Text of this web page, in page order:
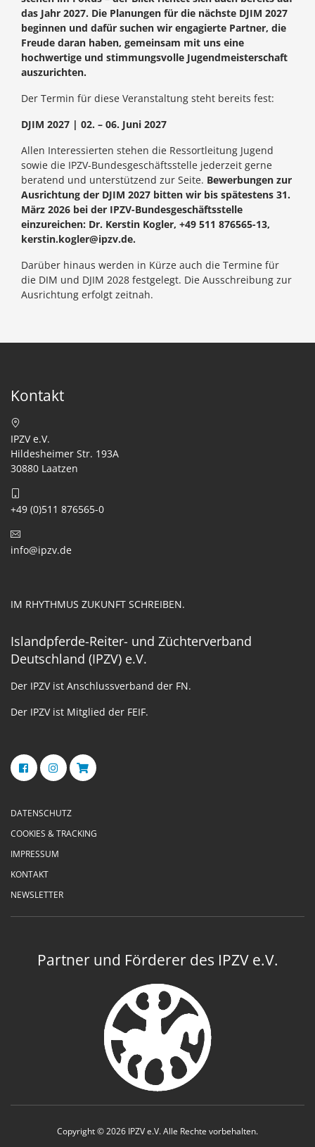
das Jahr 2027. Die Planungen für die nächste DJIM 2027
beginnen und dafür suchen wir engagierte Partner, die
Freude daran haben, gemeinsam mit uns eine
hochwertige und stimmungsvolle Jugendmeisterschaft
auszurichten.
Der Termin für diese Veranstaltung steht bereits fest:
DJIM 2027 | 02. – 06. Juni 2027
Allen Interessierten stehen die Ressortleitung Jugend
sowie die IPZV-Bundesgeschäftsstelle jederzeit gerne
beratend und unterstützend zur Seite. Bewerbungen zur
Ausrichtung der DJIM 2027 bitten wir bis spätestens 31.
März 2026 bei der IPZV-Bundesgeschäftsstelle
einzureichen: Dr. Kerstin Kogler, +49 511 876565-13,
kerstin.kogler@ipzv.de.
Darüber hinaus werden in Kürze auch die Termine für
die DIM und DJIM 2028 festgelegt. Die Ausschreibung zur
Ausrichtung erfolgt zeitnah.
Kontakt
IPZV e.V.
Hildesheimer Str. 193A
30880 Laatzen
+49 (0)511 876565-0
info@ipzv.de
IM RHYTHMUS ZUKUNFT SCHREIBEN.
Islandpferde-Reiter- und Züchterverband
Deutschland (IPZV) e.V.
Der IPZV ist Anschlussverband der FN.
Der IPZV ist Mitglied der FEIF.
DATENSCHUTZ
COOKIES & TRACKING
IMPRESSUM
KONTAKT
NEWSLETTER
Partner und Förderer des IPZV e.V.
Copyright © 2026 IPZV e.V. Alle Rechte vorbehalten.